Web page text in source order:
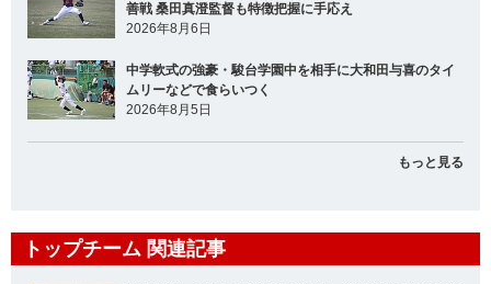
善戦 桑田真澄監督も特徴把握に手応え
2026年8月6日
中学軟式の強豪・駿台学園中を相手に大和田与喜のタイ
ムリーなどで食らいつく
2026年8月5日
もっと見る
トップチーム 関連記事